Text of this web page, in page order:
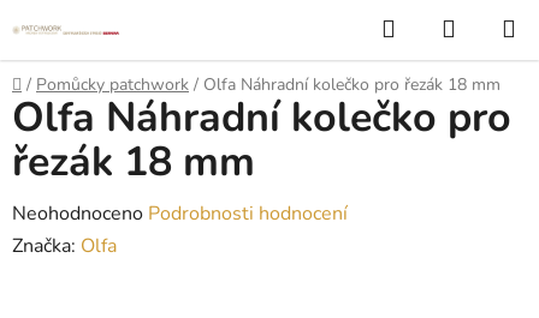
na
obsah
Hledat
KOŠÍK
Domů
/ Pomůcky patchwork / Olfa Náhradní kolečko pro řezák 18 mm
Olfa Náhradní kolečko pro
řezák 18 mm
Průměrné
hodnocení
Neohodnoceno Podrobnosti hodnocení
Značka: Olfa